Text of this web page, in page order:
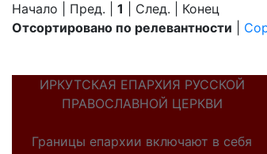
Начало | Пред. | 1 | След. | Конец
Отсортировано по релевантности
ИРКУТСКАЯ ЕПАРХИЯ РУССКОЙ
ПРАВОСЛАВНОЙ ЦЕРКВИ
Границы епархии включают в себя